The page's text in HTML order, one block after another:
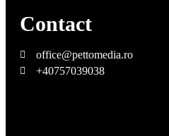
Contact
office@pettomedia.ro
+40757039038